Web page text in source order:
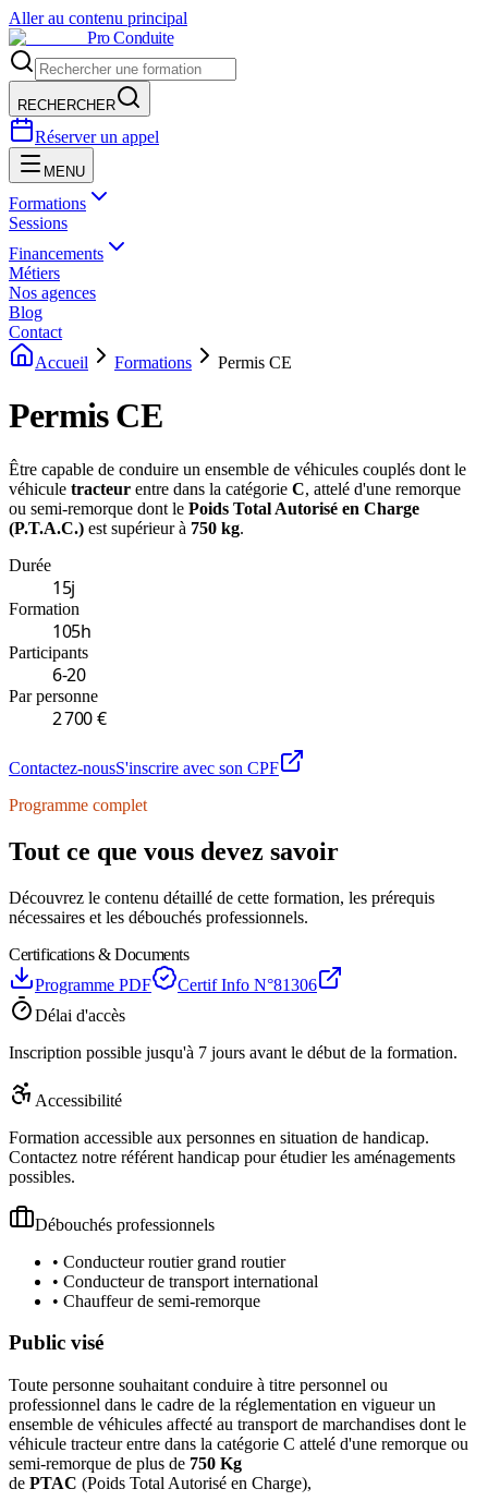
Aller au contenu principal
Pro Conduite
RECHERCHER
Réserver un appel
MENU
Formations
Sessions
Financements
Métiers
Nos agences
Blog
Contact
Accueil
Formations Permis CE
Permis CE
Être capable de conduire un ensemble de véhicules couplés dont le
véhicule tracteur entre dans la catégorie C, attelé d'une remorque
ou semi-remorque dont le Poids Total Autorisé en Charge
(P.T.A.C.) est supérieur à 750 kg.
Durée
15j
Formation
105h
Participants
6-20
Par personne
2 700 €
Contactez-nousS'inscrire avec son CPF
Programme complet
Tout ce que vous devez savoir
Découvrez le contenu détaillé de cette formation, les prérequis
nécessaires et les débouchés professionnels.
Certifications & Documents
Programme PDF
Certif Info N°81306
Délai d'accès
Inscription possible jusqu'à 7 jours avant le début de la formation.
Accessibilité
Formation accessible aux personnes en situation de handicap.
Contactez notre référent handicap pour étudier les aménagements
possibles.
Débouchés professionnels
• Conducteur routier grand routier
• Conducteur de transport international
• Chauffeur de semi-remorque
Public visé
Toute personne souhaitant conduire à titre personnel ou
professionnel dans le cadre de la réglementation en vigueur un
ensemble de véhicules affecté au transport de marchandises dont le
véhicule tracteur entre dans la catégorie C attelé d'une remorque ou
semi-remorque de plus de 750 Kg
de PTAC (Poids Total Autorisé en Charge),